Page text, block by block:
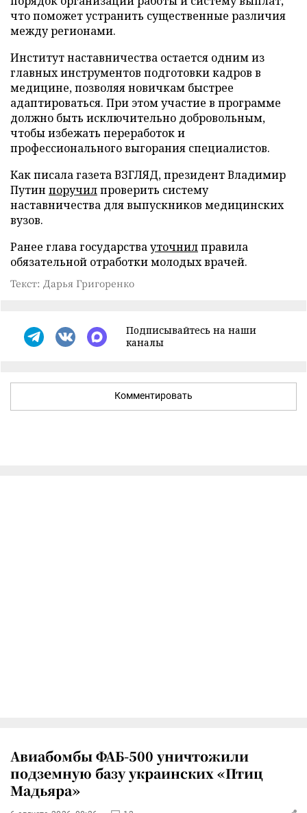
что поможет устранить существенные различия
между регионами.
Институт наставничества остается одним из
главных инструментов подготовки кадров в
медицине, позволяя новичкам быстрее
адаптироваться. При этом участие в программе
должно быть исключительно добровольным,
чтобы избежать переработок и
профессионального выгорания специалистов.
Как писала газета ВЗГЛЯД, президент Владимир
Путин поручилпроверить систему
наставничества для выпускников медицинских
вузов.
Ранее глава государствауточнилправила
обязательной отработки молодых врачей.
Текст: Дарья Григоренко
Подписывайтесь на наши
каналы
Комментировать
Авиабомбы ФАБ-500 уничтожили
подземную базу украинских «Птиц
Мадьяра»